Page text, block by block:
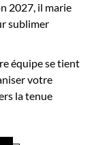
2027, il marie
sublimer
équipe se tient
votre
la tenue